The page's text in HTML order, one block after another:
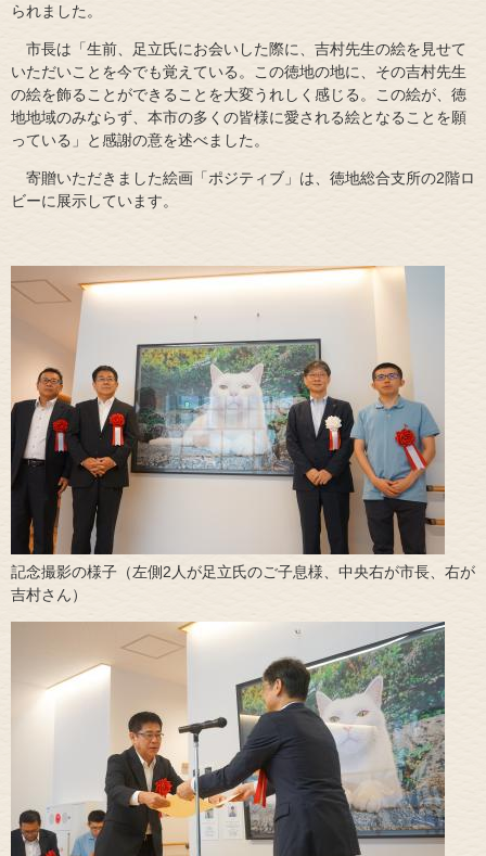
られました。
市長は「生前、足立氏にお会いした際に、吉村先生の絵を見せて
いただいことを今でも覚えている。この徳地の地に、その吉村先生
の絵を飾ることができることを大変うれしく感じる。この絵が、徳
地地域のみならず、本市の多くの皆様に愛される絵となることを願
っている」と感謝の意を述べました。
寄贈いただきました絵画「ポジティブ」は、徳地総合支所の2階ロ
ビーに展示しています。
記念撮影の様子（左側2人が足立氏のご子息様、中央右が市長、右が
吉村さん）